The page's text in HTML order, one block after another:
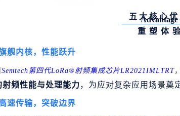
Advantage
五大核心优
重 塑 体
舰内核，性能跃升
Semtech第四代LoRa®射频集成芯片LR2021IMLTRT
射频性能与处理能力，为应对复杂应用场景奠
速传输，突破边界